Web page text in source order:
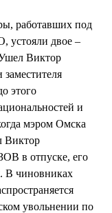
работавших под
устояли двое –
Виктор
этого
и
мэром Омска
Виктор
в отпуске, его
В чиновниках
увольнении по